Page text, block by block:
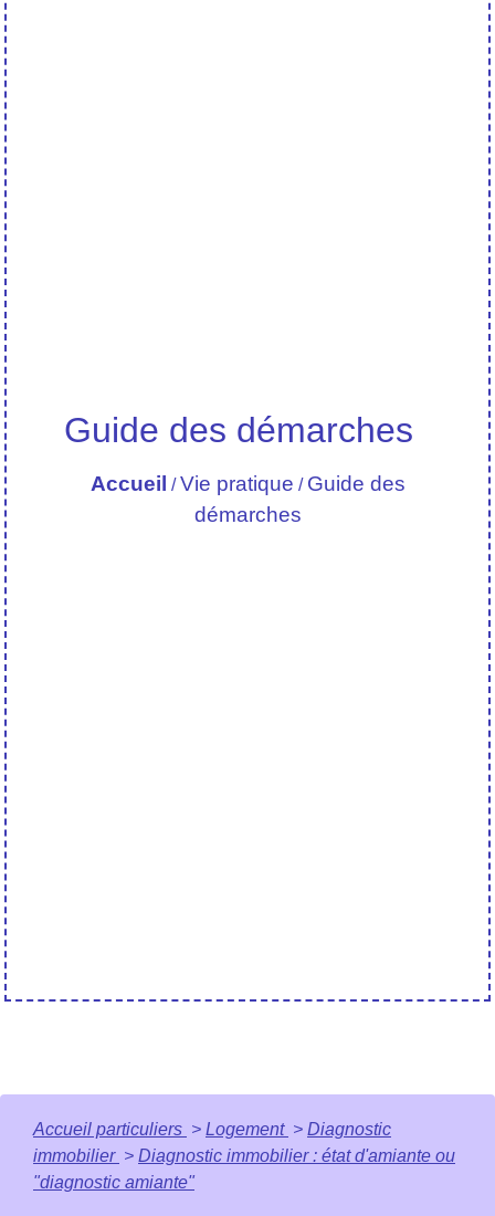
Guide des démarches
Accueil /Vie pratique / Guide des
démarches
Accueil particuliers > Logement > Diagnostic
immobilier > Diagnostic immobilier : état d'amiante ou
"diagnostic amiante"